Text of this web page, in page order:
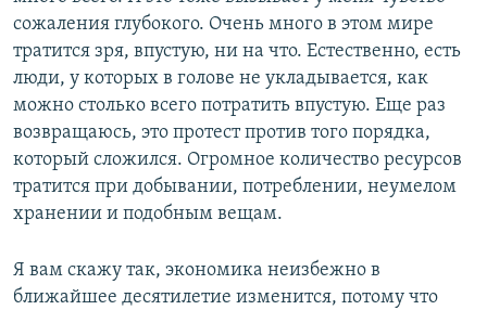
сожаления глубокого. Очень много в этом мире
тратится зря, впустую, ни на что. Естественно, есть
люди, у которых в голове не укладывается, как
можно столько всего потратить впустую. Еще раз
возвращаюсь, это протест против того порядка,
который сложился. Огромное количество ресурсов
тратится при добывании, потреблении, неумелом
хранении и подобным вещам.
Я вам скажу так, экономика неизбежно в
ближайшее десятилетие изменится, потому что